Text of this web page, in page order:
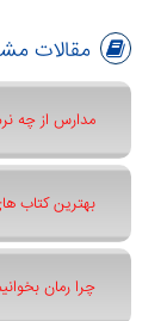
مقالات
مدارس از چه
بهترین کتاب
چرا رمان